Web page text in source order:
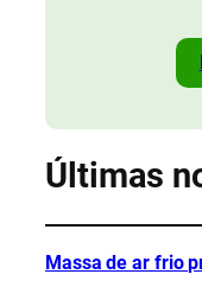
Últimas
Massa de ar frio